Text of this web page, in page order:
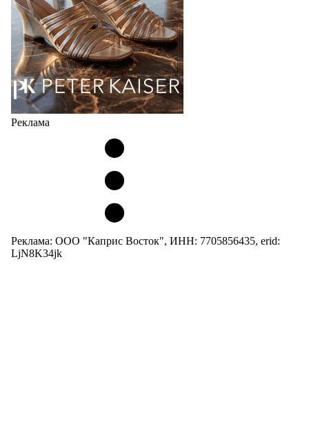
Реклама
Реклама: ООО "Каприс Восток", ИНН: 7705856435, erid:
LjN8K34jk